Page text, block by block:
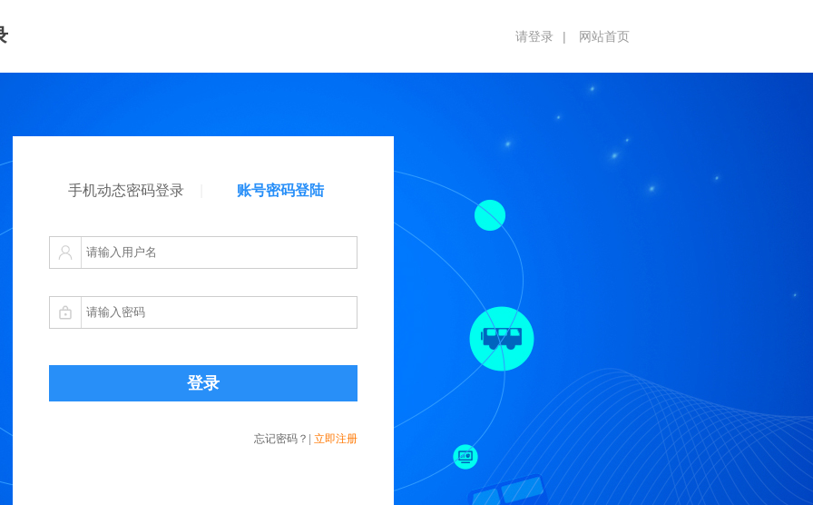
请登录 | 网站首页
手机动态密码登录 账号密码登陆
忘记密码？ 立即注册